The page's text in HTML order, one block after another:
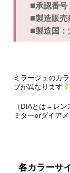
■承認番号
■製造販売
■製造国：
ミラージュのカ
ブが異なります
（DIAとは＝レ
ミターorダイア
各カラーサ